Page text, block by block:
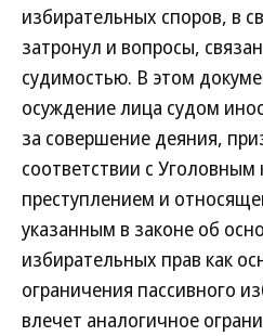
избирательных споров, в
затронул и вопросы,
судимостью. В этом
осуждение лица судом
за совершение деяния,
соответствии с
преступлением и
указанным в законе об
избирательных прав как
ограничения пассивного
влечет аналогичное